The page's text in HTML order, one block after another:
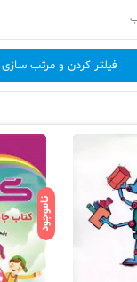
فیلتر کردن و مرتب سازی
ناموجود